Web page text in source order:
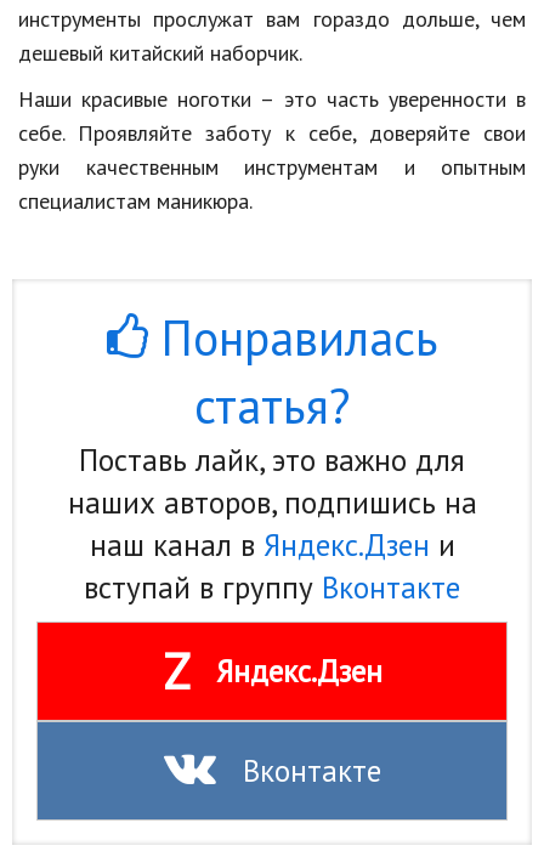
инструменты прослужат вам гораздо дольше, чем
дешевый китайский наборчик.
Наши красивые ноготки – это часть уверенности в
себе. Проявляйте заботу к себе, доверяйте свои
руки качественным инструментам и опытным
специалистам маникюра.
Понравилась
статья?
Поставь лайк, это важно для
наших авторов, подпишись на
наш канал в Яндекс.Дзен и
вступай в группу Вконтакте
Z Яндекс.Дзен
Вконтакте